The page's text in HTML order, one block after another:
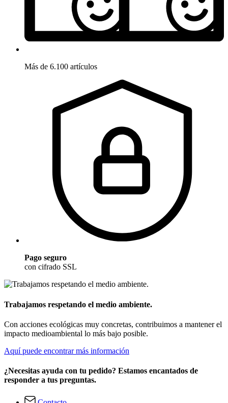
Más de 6.100 artículos
Pago seguro
con cifrado SSL
Trabajamos respetando el medio ambiente.
Con acciones ecológicas muy concretas, contribuimos a mantener el
impacto medioambiental lo más bajo posible.
Aquí puede encontrar más información
¿Necesitas ayuda con tu pedido? Estamos encantados de
responder a tus preguntas.